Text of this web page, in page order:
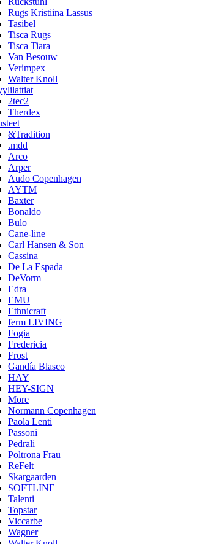
Rugs Kristiina Lassus
Tasibel
Tisca Rugs
Tisca Tiara
Van Besouw
Verimpex
Walter Knoll
2tec2
Therdex
&Tradition
.mdd
Arco
Arper
Audo Copenhagen
AYTM
Baxter
Bonaldo
Bulo
Cane-line
Carl Hansen & Son
Cassina
De La Espada
DeVorm
Edra
EMU
Ethnicraft
ferm LIVING
Fogia
Fredericia
Frost
Gandía Blasco
HAY
HEY-SIGN
More
Normann Copenhagen
Paola Lenti
Passoni
Pedrali
Poltrona Frau
ReFelt
Skargaarden
SOFTLINE
Talenti
Topstar
Viccarbe
Wagner